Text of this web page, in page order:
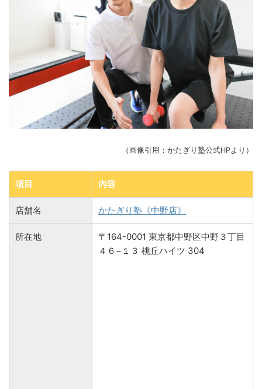
（画像引用：かたぎり塾公式HPより）
項目 内容
店舗名 かたぎり塾《中野店》
所在地
〒164-0001 東京都中野区中野３丁目
４６−１３ 桃丘ハイツ 304